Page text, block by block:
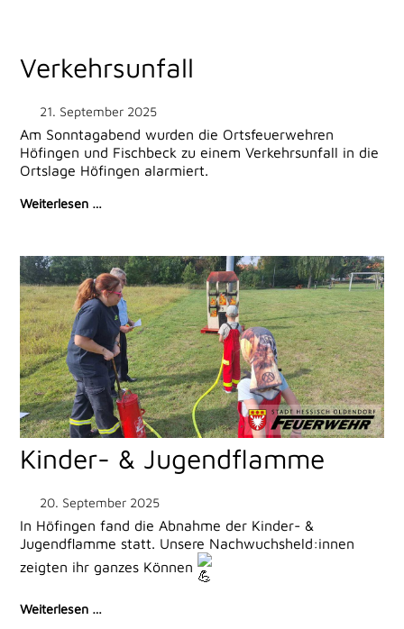
Verkehrsunfall
21. September 2025
Am Sonntagabend wurden die Ortsfeuerwehren
Höfingen und Fischbeck zu einem Verkehrsunfall in die
Ortslage Höfingen alarmiert.
Weiterlesen …
Kinder- & Jugendflamme
20. September 2025
In Höfingen fand die Abnahme der Kinder- &
Jugendflamme statt. Unsere Nachwuchsheld:innen
zeigten ihr ganzes Können
Weiterlesen …